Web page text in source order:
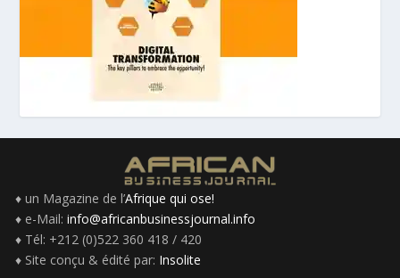
♦ un Magazine de l’Afrique qui ose!
♦ e-Mail: info@africanbusinessjournal.info
♦ Tél: +212 (0)522 360 418 / 420
♦ Site conçu & édité par: Insolite